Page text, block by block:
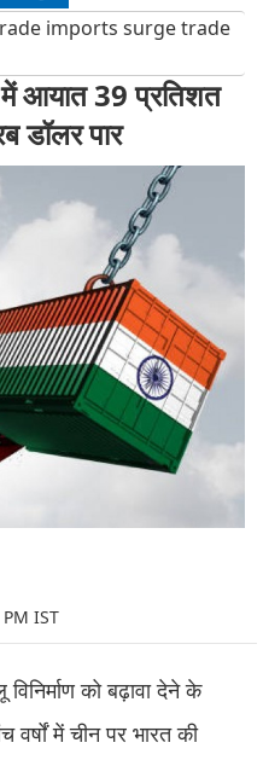
imports surge trade
में आयात 39 प्रतिशत
डॉलर पार
IST
को बढ़ावा देने के
वर्षों में चीन पर भारत की